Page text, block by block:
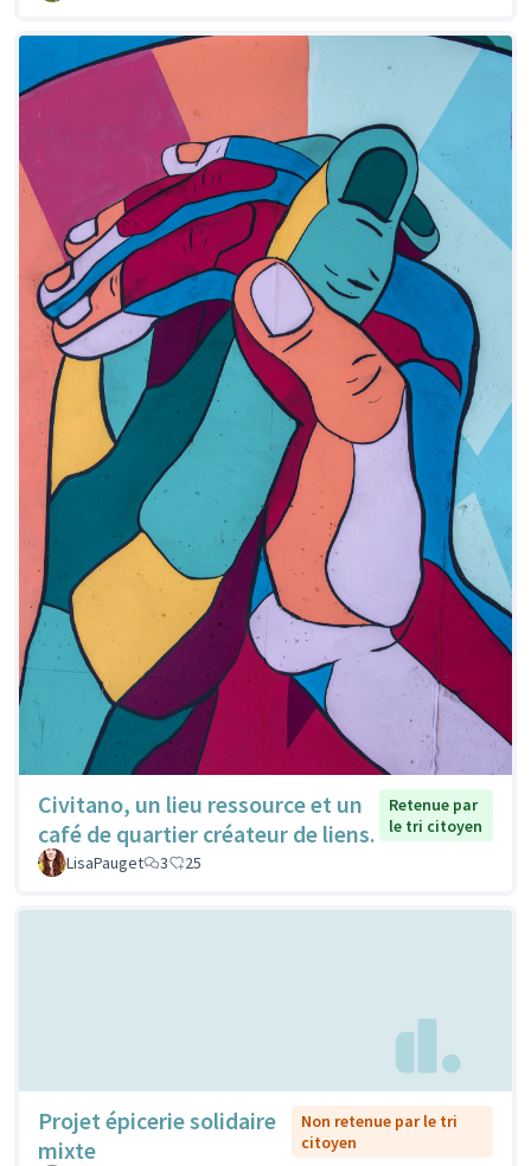
Civitano, un lieu ressource et un
café de quartier créateur de liens.
Retenue par
le tri citoyen
LisaPauget
3 25
Projet épicerie solidaire
mixte
Non retenue par le tri
citoyen